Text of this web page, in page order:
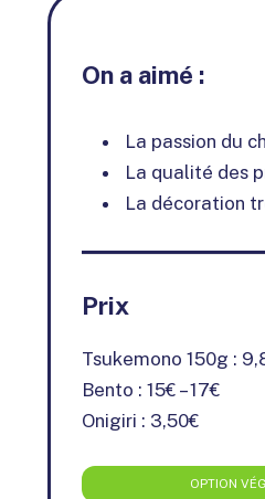
On a aimé :
La passion du
La qualité des
La décoration
Prix
Tsukemono 150g :
Bento : 15€ – 17€
Onigiri : 3,50€
OPTION